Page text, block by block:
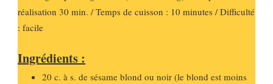
réalisation 30 min. / Temps de cuisson : 10 minutes / Difficulté
: facile
Ingrédients :
20 c. à s. de sésame blond ou noir (le blond est moins